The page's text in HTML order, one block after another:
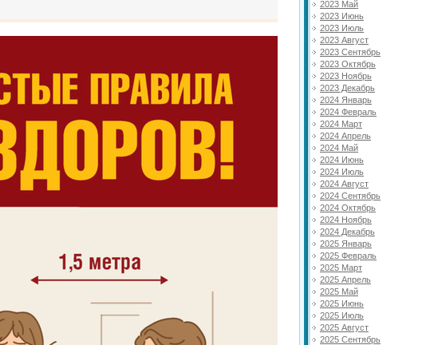
2023 Май
2023 Июнь
2023 Июль
2023 Август
2023 Сентябрь
2023 Октябрь
2023 Ноябрь
2023 Декабрь
2024 Январь
2024 Февраль
2024 Март
2024 Апрель
2024 Май
2024 Июнь
2024 Июль
2024 Август
2024 Сентябрь
2024 Октябрь
2024 Ноябрь
2024 Декабрь
2025 Январь
2025 Февраль
2025 Март
2025 Апрель
2025 Май
2025 Июнь
2025 Июль
2025 Август
2025 Сентябрь